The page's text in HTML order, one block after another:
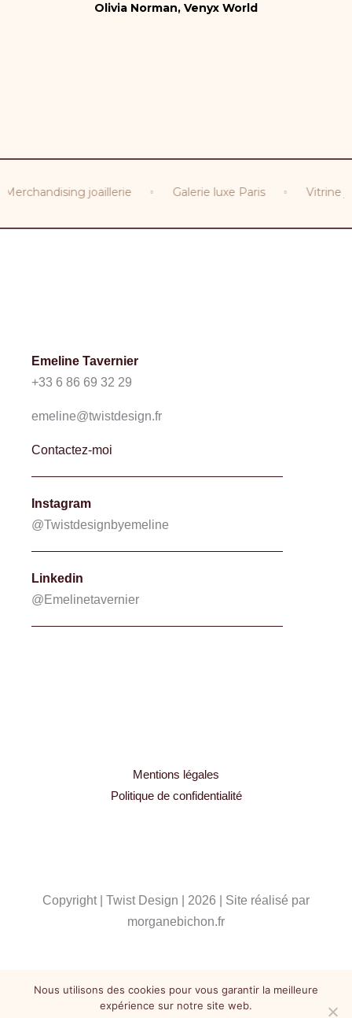
Olivia Norman, Venyx World
joaillerie Galerie luxe Paris Vitrine
Emeline Tavernier
+33 6 86 69 32 29
emeline@twistdesign.fr
Contactez-moi
Instagram
@Twistdesignbyemeline
Linkedin
@Emelinetavernier
Mentions légales
Politique de confidentialité
Copyright | Twist Design | 2026 | Site réalisé par
morganebichon.fr
Nous utilisons des cookies pour vous garantir la meilleure
expérience sur notre site web.